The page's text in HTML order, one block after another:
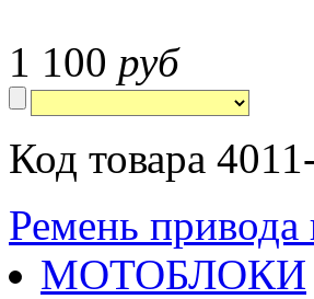
1 100 руб
Код товара
Ремень
МОТОБЛОКИ